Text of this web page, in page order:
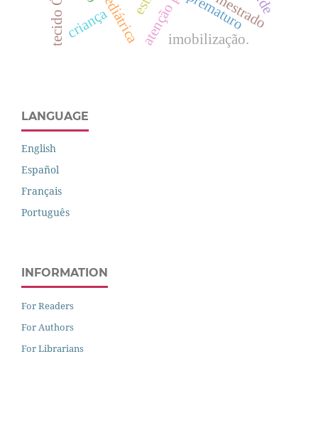
criança prematuro
imobilização.
mestrado
LANGUAGE
English
Español
Français
Português
INFORMATION
For Readers
For Authors
For Librarians